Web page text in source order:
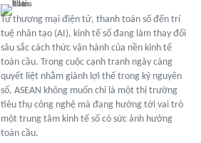
Từ thương mại điện tử, thanh toán số đến trí
tuệ nhân tạo (AI), kinh tế số đang làm thay đổi
sâu sắc cách thức vận hành của nền kinh tế
toàn cầu. Trong cuộc cạnh tranh ngày càng
quyết liệt nhằm giành lợi thế trong kỷ nguyên
số, ASEAN không muốn chỉ là một thị trường
tiêu thụ công nghệ mà đang hướng tới vai trò
một trung tâm kinh tế số có sức ảnh hưởng
toàn cầu.